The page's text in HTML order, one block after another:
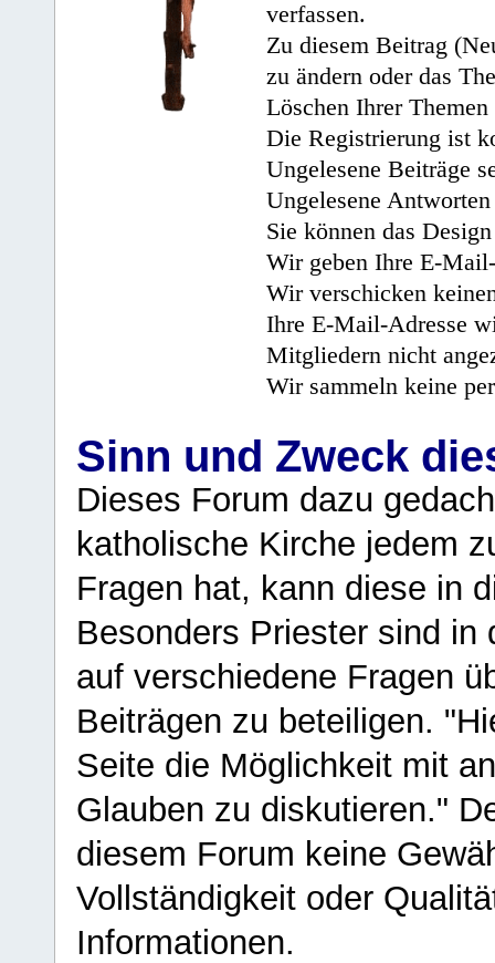
verfassen.
Zu diesem Beitrag
zu ändern oder das
Löschen Ihrer
Die Registrierung ist
Ungelesene Beiträge
Ungelesene
Sie können das
Wir geben Ihre E-
Wir verschicken
Ihre E-Mail-Adresse
Mitgliedern nicht
Wir sammeln keine
Sinn und Zweck
Dieses Forum dazu
katholische Kirche jedem
Fragen hat, kann diese in
Besonders Priester sind in
auf verschiedene Fragen
Beiträgen zu beteiligen.
Seite die Möglichkeit mit
Glauben zu diskutieren."
diesem Forum keine
Vollständigkeit oder
Informationen.